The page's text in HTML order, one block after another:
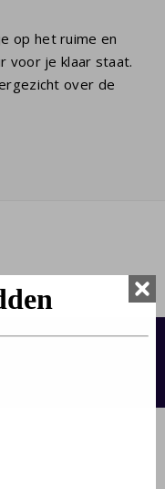
op het ruime en
voor je klaar staat.
over de